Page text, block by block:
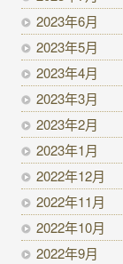
2023年6月
2023年5月
2023年4月
2023年3月
2023年2月
2023年1月
2022年12月
2022年11月
2022年10月
2022年9月